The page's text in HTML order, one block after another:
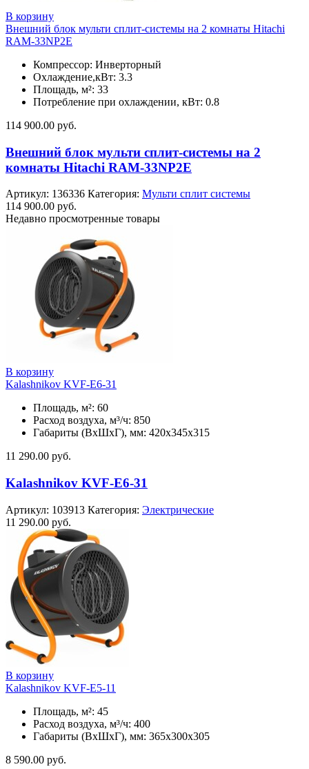
В корзину
Внешний блок мульти сплит-системы на 2 комнаты Hitachi
RAM-33NP2E
Компрессор: Инверторный
Охлаждение,кВт: 3.3
Площадь, м²: 33
Потребление при охлаждении, кВт: 0.8
114 900.00 руб.
Внешний блок мульти сплит-системы на 2
комнаты Hitachi RAM-33NP2E
Артикул: 136336 Категория: Мульти сплит системы
114 900.00 руб.
Недавно просмотренные товары
В корзину
Kalashnikov KVF-E6-31
Площадь, м²: 60
Расход воздуха, м³/ч: 850
Габариты (ВхШхГ), мм: 420x345x315
11 290.00 руб.
Kalashnikov KVF-E6-31
Артикул: 103913 Категория: Электрические
11 290.00 руб.
В корзину
Kalashnikov KVF-E5-11
Площадь, м²: 45
Расход воздуха, м³/ч: 400
Габариты (ВхШхГ), мм: 365x300x305
8 590.00 руб.